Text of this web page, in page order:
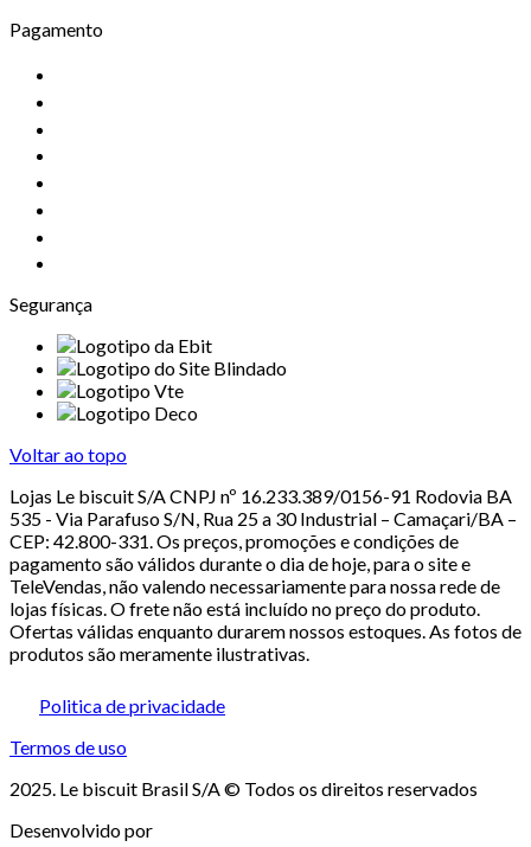
Pagamento
Segurança
Voltar ao topo
Lojas Le biscuit S/A CNPJ nº 16.233.389/0156-91 Rodovia BA
535 - Via Parafuso S/N, Rua 25 a 30 Industrial – Camaçari/BA –
CEP: 42.800-331. Os preços, promoções e condições de
pagamento são válidos durante o dia de hoje, para o site e
TeleVendas, não valendo necessariamente para nossa rede de
lojas físicas. O frete não está incluído no preço do produto.
Ofertas válidas enquanto durarem nossos estoques. As fotos de
produtos são meramente ilustrativas.
Politica de privacidade
Termos de uso
2025. Le biscuit Brasil S/A © Todos os direitos reservados
Desenvolvido por